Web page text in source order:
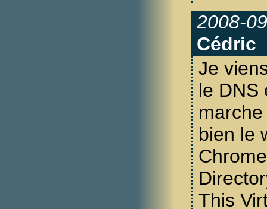
2008-
Cédric
Je
le DNS
bien le
This